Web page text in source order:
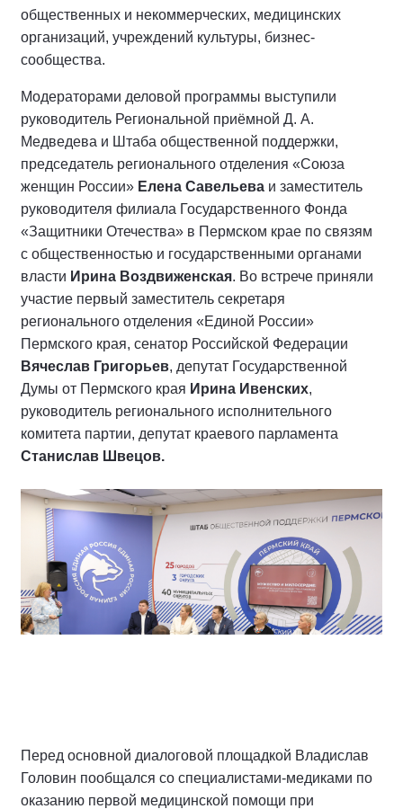
общественных и некоммерческих, медицинских
организаций, учреждений культуры, бизнес-
сообщества.
Модераторами деловой программы выступили
руководитель Региональной приёмной Д. А.
Медведева и Штаба общественной поддержки,
председатель регионального отделения «Союза
женщин России» Елена Савельева и заместитель
руководителя филиала Государственного Фонда
«Защитники Отечества» в Пермском крае по связям
с общественностью и государственными органами
власти Ирина Воздвиженская. Во встрече приняли
участие первый заместитель секретаря
регионального отделения «Единой России»
Пермского края, сенатор Российской Федерации
Вячеслав Григорьев, депутат Государственной
Думы от Пермского края Ирина Ивенских,
руководитель регионального исполнительного
комитета партии, депутат краевого парламента
Станислав Швецов.
Перед основной диалоговой площадкой Владислав
Головин пообщался со специалистами-медиками по
оказанию первой медицинской помощи при